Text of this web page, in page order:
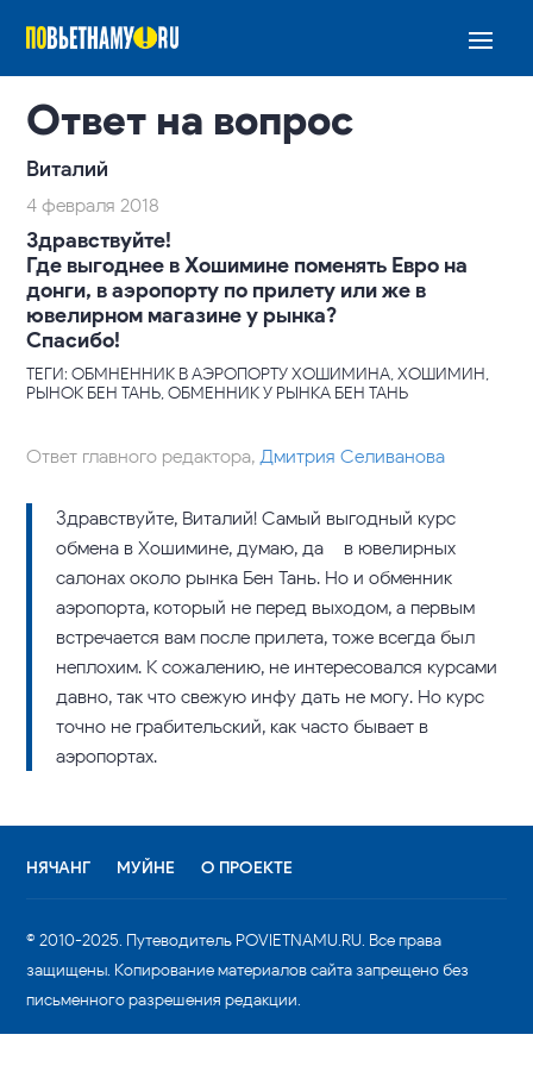
Ответ на вопрос
Виталий
4 февраля 2018
Здравствуйте!
Где выгоднее в Хошимине поменять Евро на
донги, в аэропорту по прилету или же в
ювелирном магазине у рынка?
Спасибо!
ТЕГИ: ОБМНЕННИК В АЭРОПОРТУ ХОШИМИНА, ХОШИМИН,
РЫНОК БЕН ТАНЬ, ОБМЕННИК У РЫНКА БЕН ТАНЬ
Ответ главного редактора,Дмитрия Селиванова
Здравствуйте, Виталий! Самый выгодный курс
обмена в Хошимине, думаю, да – в ювелирных
салонах около рынка Бен Тань. Но и обменник
аэропорта, который не перед выходом, а первым
встречается вам после прилета, тоже всегда был
неплохим. К сожалению, не интересовался курсами
давно, так что свежую инфу дать не могу. Но курс
точно не грабительский, как часто бывает в
аэропортах.
НЯЧАНГ МУЙНЕ О ПРОЕКТЕ
© 2010-2025. Путеводитель POVIETNAMU.RU. Все права
защищены. Копирование материалов сайта запрещено без
письменного разрешения редакции.